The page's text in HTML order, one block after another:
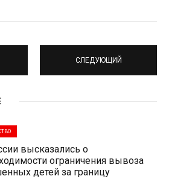
СЛЕДУЮЩИЙ
высказались о
ограничения вывоза
детей за границу